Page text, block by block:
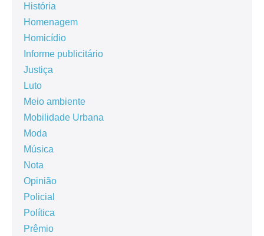
História
Homenagem
Homicídio
Informe publicitário
Justiça
Luto
Meio ambiente
Mobilidade Urbana
Moda
Música
Nota
Opinião
Policial
Política
Prêmio